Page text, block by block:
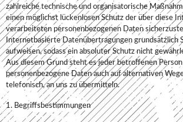
zahlreiche technische und organisatorische
einen möglichst lückenlosen Schutz der über diese
verarbeiteten personenbezogenen Daten
Internetbasierte Datenübertragungen grundsätzlich
aufweisen, sodass ein absoluter Schutz nicht
Aus diesem Grund steht es jeder betroffenen
personenbezogene Daten auch auf alternativen
telefonisch, an uns zu übermitteln.
1. Begriffsbestimmungen